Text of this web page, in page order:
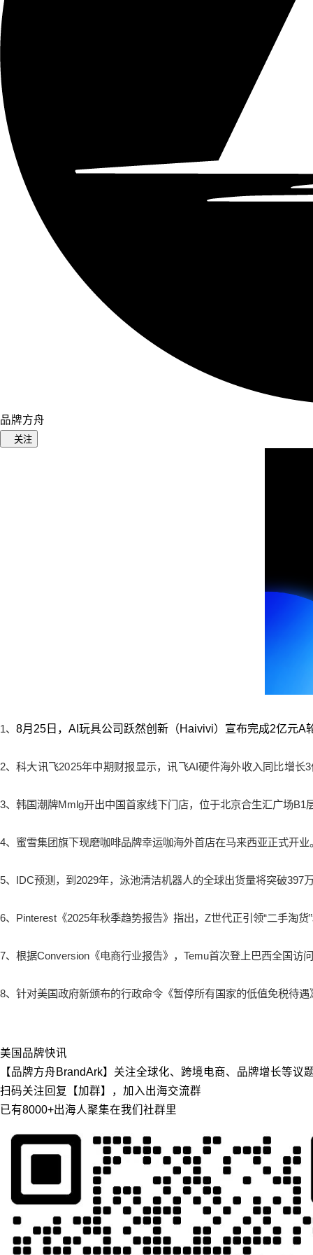
品牌方舟
关注
1、 8月25日，AI玩具公司跃然创新（Haivivi）宣布完成2亿元A
2、 科大讯飞2025年中期财报显示，讯飞AI硬件海外收入同比增长
3、韩国潮牌Mmlg开出中国首家线下门店，位于北京合生汇广场B1
4、蜜雪集团旗下现磨咖啡品牌幸运咖海外首店在马来西亚正式开业
5、IDC预测，到2029年，泳池清洁机器人的全球出货量将突破397
6、Pinterest《2025年秋季趋势报告》指出，Z世代正引领“二手淘
7、根据Conversion《电商行业报告》，Temu首次登上巴西全国访
8、针对美国政府新颁布的行政命令《暂停所有国家的低值免税待
美国 品牌快讯
【品牌方舟BrandArk】关注全球化、跨境电商、品牌增长等议
扫码关注回复【加群】，加入出海交流群
已有8000+出海人聚集在我们社群里